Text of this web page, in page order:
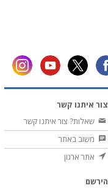
צור איתנו קשר
שאלות? צור איתנו קשר
משוב באתר
אתר ארגון
הירשם